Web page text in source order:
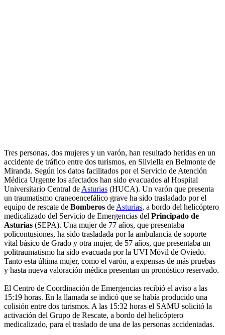
Tres personas, dos mujeres y un varón, han resultado heridas en un
accidente de tráfico entre dos turismos, en Silviella en Belmonte de
Miranda. Según los datos facilitados por el Servicio de Atención
Médica Urgente los afectados han sido evacuados al Hospital
Universitario Central de Asturias (HUCA). Un varón que presenta
un traumatismo craneoencefálico grave ha sido trasladado por el
equipo de rescate de Bomberos de Asturias, a bordo del helicóptero
medicalizado del Servicio de Emergencias del Principado de
Asturias (SEPA). Una mujer de 77 años, que presentaba
policontusiones, ha sido trasladada por la ambulancia de soporte
vital básico de Grado y otra mujer, de 57 años, que presentaba un
politraumatismo ha sido evacuada por la UVI Móvil de Oviedo.
Tanto esta última mujer, como el varón, a expensas de más pruebas
y hasta nueva valoración médica presentan un pronóstico reservado.
El Centro de Coordinación de Emergencias recibió el aviso a las
15:19 horas. En la llamada se indicó que se había producido una
colisión entre dos turismos. A las 15:32 horas el SAMU solicitó la
activación del Grupo de Rescate, a bordo del helicóptero
medicalizado, para el traslado de una de las personas accidentadas.